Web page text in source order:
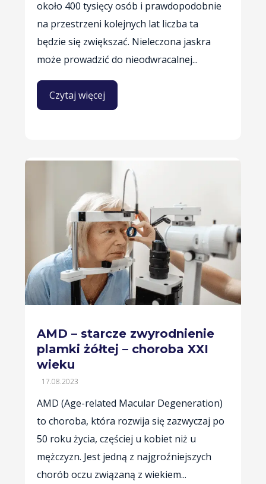
około 400 tysięcy osób i prawdopodobnie
na przestrzeni kolejnych lat liczba ta
będzie się zwiększać. Nieleczona jaskra
może prowadzić do nieodwracalnej...
Czytaj więcej
AMD – starcze zwyrodnienie
plamki żółtej – choroba XXI
wieku
17.08.2023
AMD (Age-related Macular Degeneration)
to choroba, która rozwija się zazwyczaj po
50 roku życia, częściej u kobiet niż u
mężczyzn. Jest jedną z najgroźniejszych
chorób oczu związaną z wiekiem...